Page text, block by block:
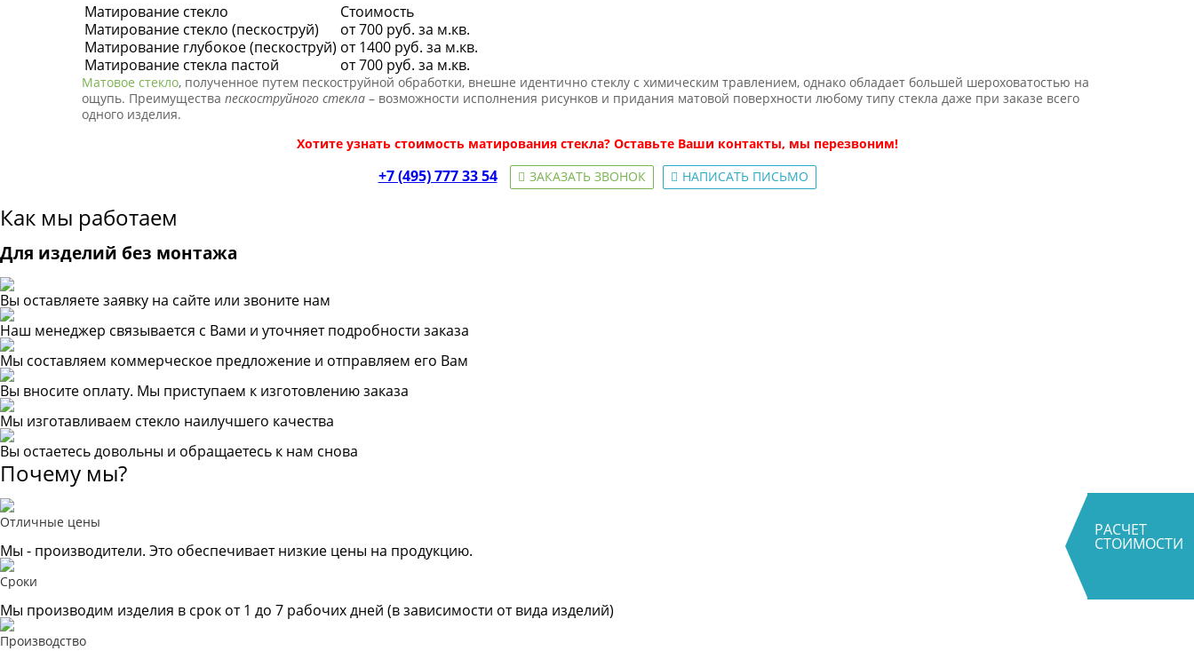
РАСЧЕТ
СТОИМОСТИ
Матирование стекло
Стоимость
Матирование стекло (пескоструй)
от 700 руб. за м.кв.
Матирование глубокое (пескоструй) от 1400 руб. за м.кв.
Матирование стекла пастой
от 700 руб. за м.кв.
Матовое стекло, полученное путем пескоструйной обработки, внешне идентично стеклу с химическим травлением, однако обладает большей шероховатостью на
ощупь. Преимущества пескоструйного стекла – возможности исполнения рисунков и придания матовой поверхности любому типу стекла даже при заказе всего
одного изделия.
Хотите узнать стоимость матирования стекла? Оставьте Ваши контакты, мы перезвоним!
+7 (495) 777 33 54 ЗАКАЗАТЬ ЗВОНОК НАПИСАТЬ ПИСЬМО
Как мы работаем
Для изделий без монтажа
Вы оставляете заявку на сайте или звоните нам
Наш менеджер связывается с Вами и уточняет подробности заказа
Мы составляем коммерческое предложение и отправляем его Вам
Вы вносите оплату. Мы приступаем к изготовлению заказа
Мы изготавливаем стекло наилучшего качества
Вы остаетесь довольны и обращаетесь к нам снова
Почему мы?
Отличные цены
Мы - производители. Это обеспечивает низкие цены на продукцию.
Сроки
Мы производим изделия в срок от 1 до 7 рабочих дней (в зависимости от вида изделий)
Производство